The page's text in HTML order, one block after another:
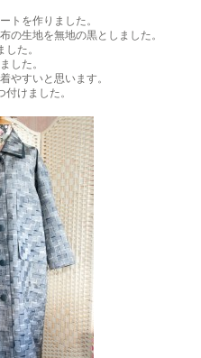
トを作りました。
の生地を無地の黒としました。
た。
した。
やすいと思います。
けました。